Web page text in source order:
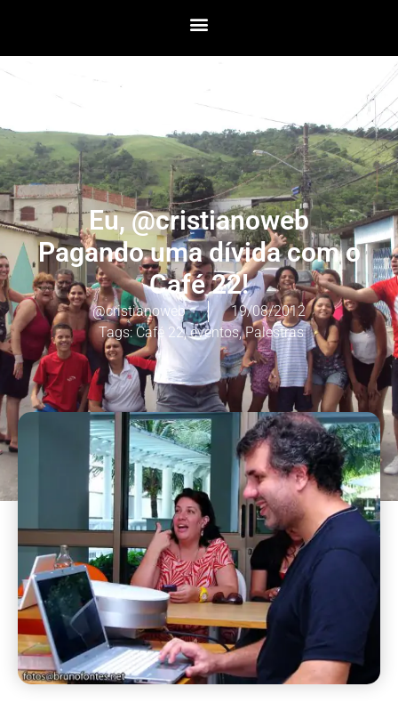
Eu, @cristianoweb
Pagando uma dívida com o
Café 22!
@cristianoweb
19/08/2012
Tags:Café 22,eventos,Palestras